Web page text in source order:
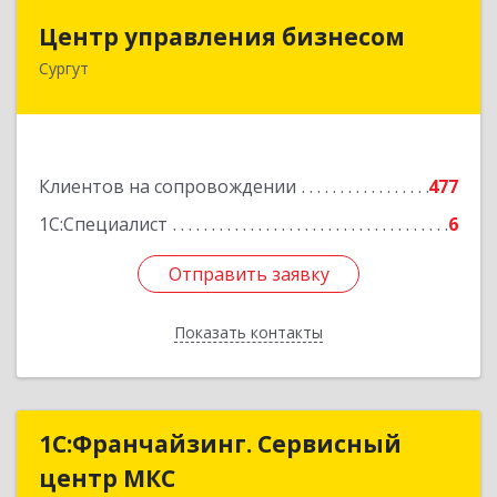
Центр управления бизнесом
Сургут
Клиентов на сопровождении
477
1С:Специалист
6
Отправить заявку
Показать контакты
Центр управления бизнесом
628403, Ханты-Мансийский Автономный округ
Отправить заявку
Назад
1С:Франчайзинг. Сервисный
центр МКС
1С:Франчайзинг. Сервисный